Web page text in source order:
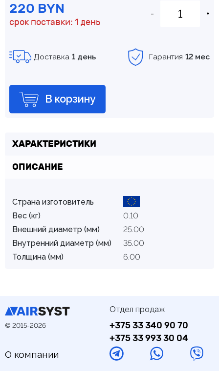
220 BYN
срок поставки: 1 день
- +
Доставка 1 день Гарантия 12 мес
В корзину
ХАРАКТЕРИСТИКИ
ОПИСАНИЕ
Страна изготовитель
Вес (кг)
0.10
Внешний диаметр (мм)
25.00
Внутренний диаметр (мм)
35.00
Толщина (мм)
6.00
© 2015-2026
О компании
Отдел продаж
+375 33 340 90 70
+375 33 993 30 04